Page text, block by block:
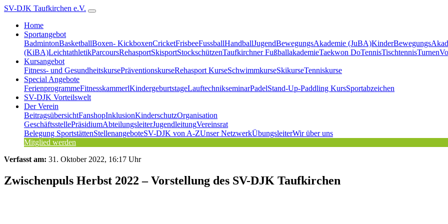
SV-DJK Taufkirchen e.V.
Home
Sportangebot
BadmintonBasketballBoxen- KickboxenCricketFrisbeeFussballHandballJugendBewegungsAkademie (JuBA)
(KiBA)LeichtathletikParcoursRehasportSkisportStockschützenTaufkirchner FußballakademieTaekwon DoTennisTischtennisTurnen
Kursangebot
Fitness- und GesundheitskursePräventionskurseRehasport KurseSchwimmkurseSkikurseTenniskurse
Special Angebote
FerienprogrammeFitnesskammerlKindergeburtstageLauftechnikseminarPadelStand-Up-Paddling KursSportabzeichen
SV-DJK Vorteilswelt
Der Verein
BeitragsübersichtFanshopInklusionKinderschutzOrganisation
GeschäftsstellePräsidiumAbteilungsleiterJugendleitungVereinsrat
Belegung SportstättenStellenangeboteSV-DJK von A-ZUnser NetzwerkÜbungsleiterWir über uns
Mitglied werden
Verfasst am: 31. Oktober 2022, 16:17 Uhr
Zwischenpuls Herbst 2022 – Vorstellung des SV-DJK Taufkirchen